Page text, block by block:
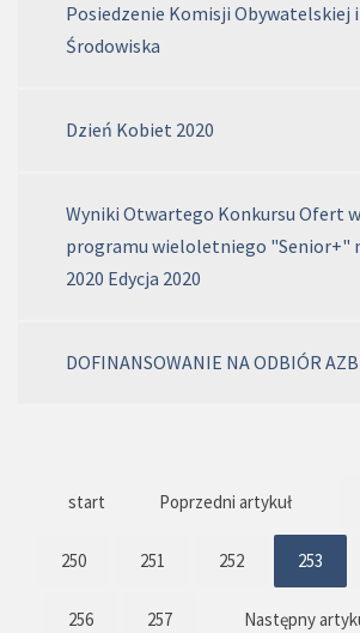
Posiedzenie Komisji Obywatelskiej
Środowiska
Dzień Kobiet 2020
Wyniki Otwartego Konkursu Ofert
programu wieloletniego "Senior+"
2020 Edycja 2020
DOFINANSOWANIE NA ODBIÓR
start Poprzedni artykuł
250 251 252 253
256 257 Następny